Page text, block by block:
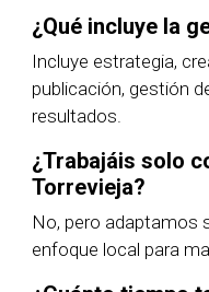
¿Qué incluye la
Incluye estrategia,
publicación, gestión
resultados.
¿Trabajáis solo
Torrevieja?
No, pero adaptamos
enfoque local para